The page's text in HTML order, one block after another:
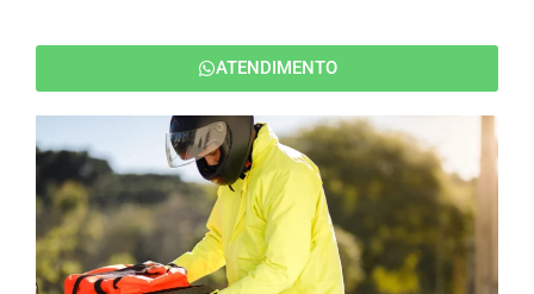
ATENDIMENTO